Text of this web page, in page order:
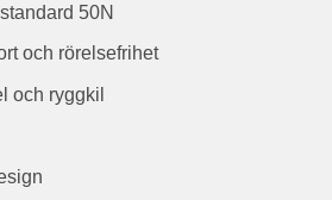
50N
och rörelsefrihet
och ryggkil